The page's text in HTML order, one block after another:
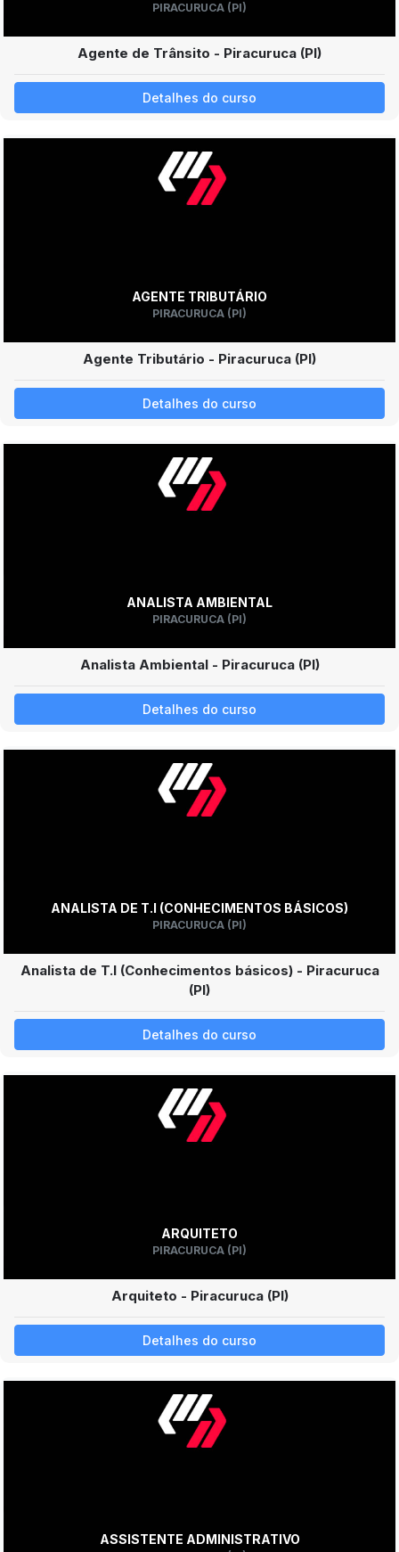
PIRACURUCA (PI)
Agente de Trânsito - Piracuruca (PI)
Detalhes do curso
AGENTE TRIBUTÁRIO
PIRACURUCA (PI)
Agente Tributário - Piracuruca (PI)
Detalhes do curso
ANALISTA AMBIENTAL
PIRACURUCA (PI)
Analista Ambiental - Piracuruca (PI)
Detalhes do curso
ANALISTA DE T.I (CONHECIMENTOS BÁSICOS)
PIRACURUCA (PI)
Analista de T.I (Conhecimentos básicos) - Piracuruca
(PI)
Detalhes do curso
ARQUITETO
PIRACURUCA (PI)
Arquiteto - Piracuruca (PI)
Detalhes do curso
ASSISTENTE ADMINISTRATIVO